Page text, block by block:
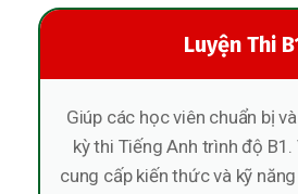
Luyện Thi
Giúp các học viên chuẩn bị
kỳ thi Tiếng Anh trình độ
cung cấp kiến thức và kỹ